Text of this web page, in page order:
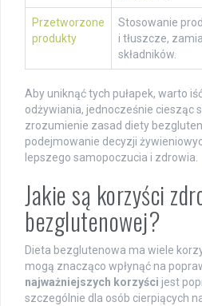
Przetworzone
produkty
Stosowanie
i tłuszcze,
składników.
Aby uniknąć tych pułapek, warto
odżywiania, jednocześnie ciesząc
zrozumienie zasad diety
podejmowanie decyzji
lepszego samopoczucia i zdrowia.
Jakie są korzyści
bezglutenowej?
Dieta bezglutenowa ma wiele
mogą znacząco wpłynąć na
najważniejszych korzyści jest
szczególnie dla osób cierpiących